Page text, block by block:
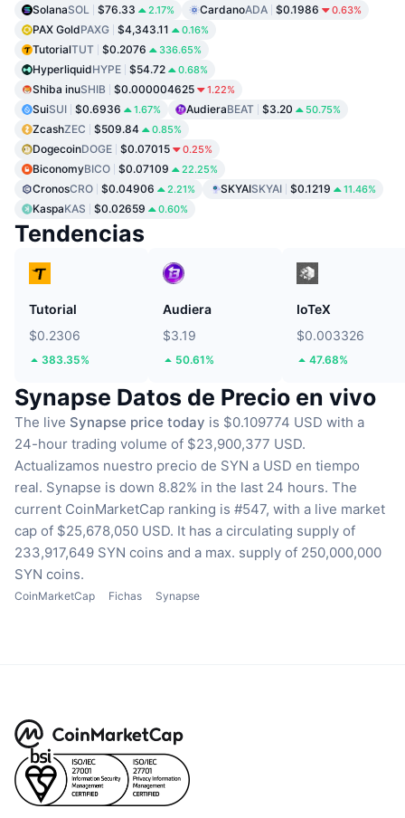
SolanaSOL $76.33 2.17% CardanoADA $0.1986 0.63%
PAX GoldPAXG $4,343.11 0.16%
TutorialTUT $0.2076 336.65%
HyperliquidHYPE $54.72 0.68%
Shiba inuSHIB $0.000004625 1.22%
SuiSUI $0.6936 1.67% AudieraBEAT $3.20 50.75%
ZcashZEC $509.84 0.85%
DogecoinDOGE $0.07015 0.25%
BiconomyBICO $0.07109 22.25%
CronosCRO $0.04906 2.21% SKYAISKYAI $0.1219 11.46%
KaspaKAS $0.02659 0.60%
Tendencias
Tutorial
$0.2306
383.35%
Audiera
$3.19
50.61%
IoTeX
$0.003326
47.68%
Synapse Datos de Precio en vivo
The live Synapse price today is $0.109774 USD with a
24-hour trading volume of $23,900,377 USD.
Actualizamos nuestro precio de SYN a USD en tiempo
real. Synapse is down 8.82% in the last 24 hours. The
current CoinMarketCap ranking is #547, with a live market
cap of $25,678,050 USD. It has a circulating supply of
233,917,649 SYN coins and a max. supply of 250,000,000
SYN coins.
CoinMarketCap Fichas Synapse